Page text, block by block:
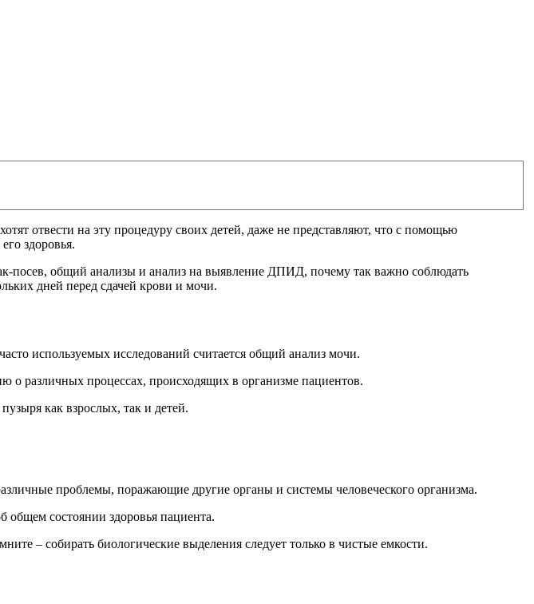
отвести на эту процедуру своих детей, даже не представляют, что с помощью
здоровья.
посев, общий анализы и анализ на выявление ДПИД, почему так важно соблюдать
дней перед сдачей крови и мочи.
используемых исследований считается общий анализ мочи.
о различных процессах, происходящих в организме пациентов.
как взрослых, так и детей.
проблемы, поражающие другие органы и системы человеческого организма.
общем состоянии здоровья пациента.
– собирать биологические выделения следует только в чистые емкости.